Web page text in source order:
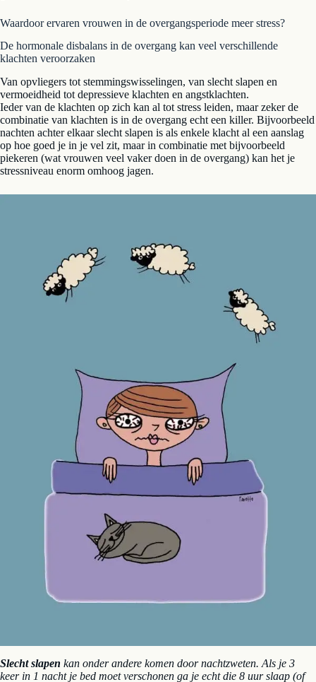
Waardoor ervaren vrouwen in de overgangsperiode meer stress?
De hormonale disbalans in de overgang kan veel verschillende
klachten veroorzaken
Van opvliegers tot stemmingswisselingen, van slecht slapen en
vermoeidheid tot depressieve klachten en angstklachten.
Ieder van de klachten op zich kan al tot stress leiden, maar zeker de
combinatie van klachten is in de overgang echt een killer. Bijvoorbeeld
nachten achter elkaar slecht slapen is als enkele klacht al een aanslag
op hoe goed je in je vel zit, maar in combinatie met bijvoorbeeld
piekeren (wat vrouwen veel vaker doen in de overgang) kan het je
stressniveau enorm omhoog jagen.
Slecht slapen kan onder andere komen door nachtzweten. Als je 3
keer in 1 nacht je bed moet verschonen ga je echt die 8 uur slaap (of